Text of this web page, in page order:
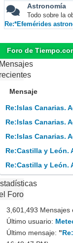
Astronomía
Todo sobre la
Re:*Efemérides
Foro de
Mensaje
Re:Islas Canarias.
Re:Islas Canarias.
Re:Islas Canarias.
Re:Castilla y León.
Re:Castilla y León.
Foro
3,601,493 Mensajes
Último usuario:
Último mensaje: "